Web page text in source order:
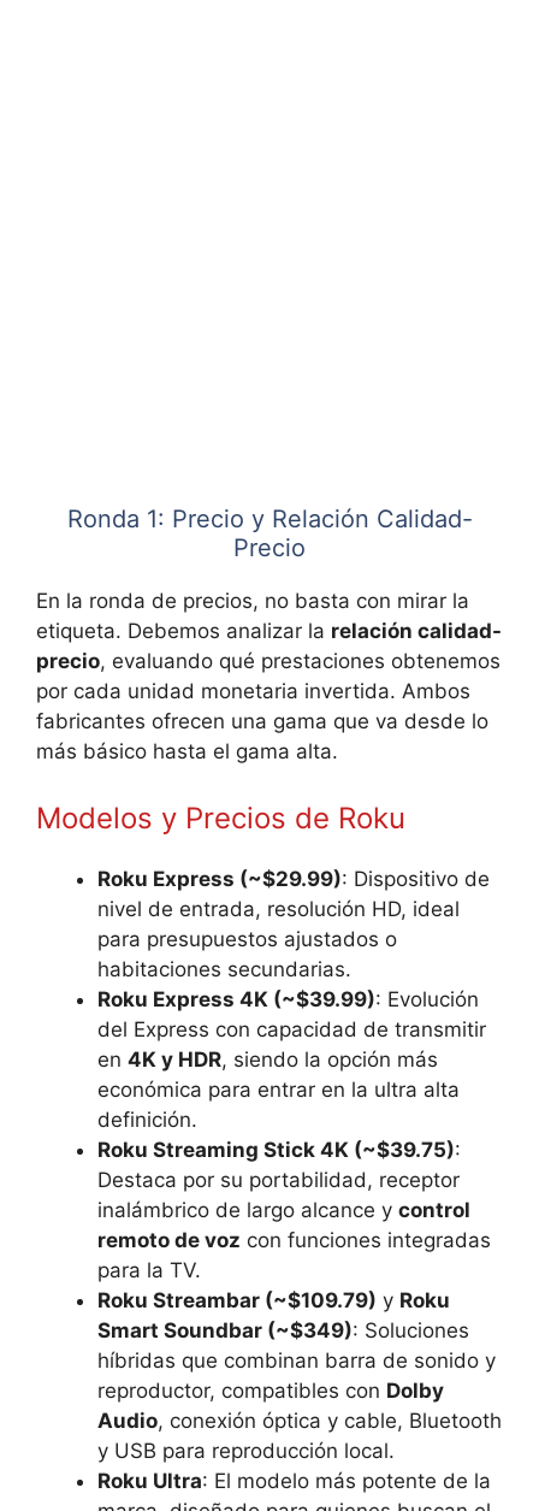
Ronda 1: Precio y Relación Calidad-
Precio
En la ronda de precios, no basta con mirar la
etiqueta. Debemos analizar la relación calidad-
precio, evaluando qué prestaciones obtenemos
por cada unidad monetaria invertida. Ambos
fabricantes ofrecen una gama que va desde lo
más básico hasta el gama alta.
Modelos y Precios de Roku
Roku Express (~$29.99): Dispositivo de
nivel de entrada, resolución HD, ideal
para presupuestos ajustados o
habitaciones secundarias.
Roku Express 4K (~$39.99): Evolución
del Express con capacidad de transmitir
en 4K y HDR, siendo la opción más
económica para entrar en la ultra alta
definición.
Roku Streaming Stick 4K (~$39.75):
Destaca por su portabilidad, receptor
inalámbrico de largo alcance y control
remoto de voz con funciones integradas
para la TV.
Roku Streambar (~$109.79) y Roku
Smart Soundbar (~$349): Soluciones
híbridas que combinan barra de sonido y
reproductor, compatibles con Dolby
Audio, conexión óptica y cable, Bluetooth
y USB para reproducción local.
Roku Ultra: El modelo más potente de la